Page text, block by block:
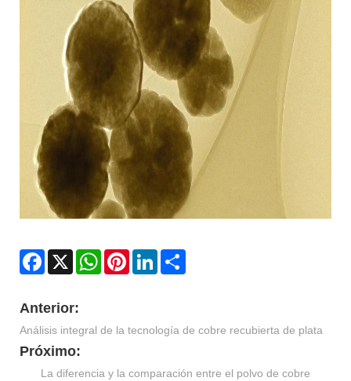
Facebook
X WhatsAppPinterestLinkedIn
Anterior:
Análisis integral de la tecnología de cobre recubierta de plata
Próximo:
La diferencia y la comparación entre el polvo de cobre